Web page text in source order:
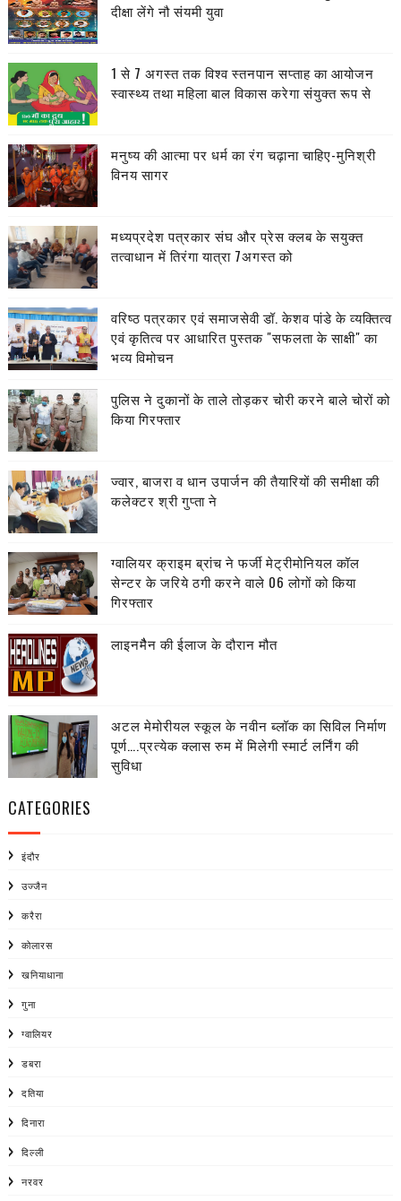
दीक्षा लेंगे नौ संयमी युवा
1 से 7 अगस्त तक विश्व स्तनपान सप्ताह का आयोजन
स्वास्थ्य तथा महिला बाल विकास करेगा संयुक्त रूप से
मनुष्य की आत्मा पर धर्म का रंग चढ़ाना चाहिए-मुनिश्री
विनय सागर
मध्यप्रदेश पत्रकार संघ और प्रेस क्लब के सयुक्त
तत्वाधान में तिरंगा यात्रा 7अगस्त को
वरिष्ठ पत्रकार एवं समाजसेवी डॉ. केशव पांडे के व्यक्तित्व
एवं कृतित्व पर आधारित पुस्तक "सफलता के साक्षी" का
भव्य विमोचन
पुलिस ने दुकानों के ताले तोड़कर चोरी करने बाले चोरों को
किया गिरफ्तार
ज्वार, बाजरा व धान उपार्जन की तैयारियों की समीक्षा की
कलेक्टर श्री गुप्ता ने
ग्वालियर क्राइम ब्रांच ने फर्जी मेट्रीमोनियल कॉल
सेन्टर के जरिये ठगी करने वाले 06 लोगों को किया
गिरफ्तार
लाइनमैैन की ईलाज के दौरान मौत
अटल मेमोरीयल स्कूल के नवीन ब्लॉक का सिविल निर्माण
पूर्ण….प्रत्येक क्लास रुम में मिलेगी स्मार्ट लर्निंग की
सुविधा
CATEGORIES
इंदौर
उज्जैन
करैरा
कोलारस
खनियाधाना
गुना
ग्वालियर
डबरा
दतिया
दिनारा
दिल्ली
नरवर